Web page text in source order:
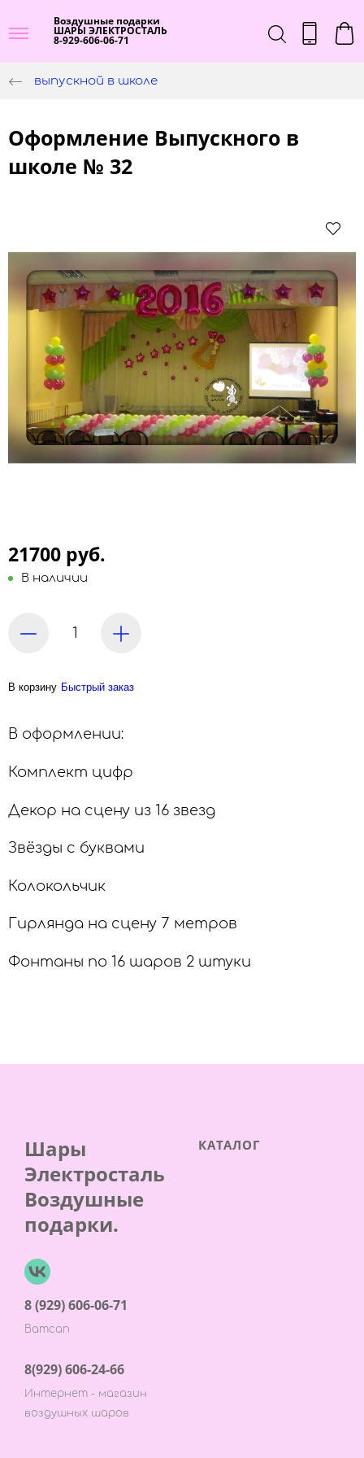
Воздушные подарки
ШАРЫ ЭЛЕКТРОСТАЛЬ
8-929-606-06-71
выпускной в школе
Оформление Выпускного в
школе № 32
21700 руб.
В наличии
В корзину Быстрый заказ
В оформлении:
Комплект цифр
Декор на сцену из 16 звезд
Звёзды с буквами
Колокольчик
Гирлянда на сцену 7 метров
Фонтаны по 16 шаров 2 штуки
Шары
Электросталь
Воздушные
подарки.
8 (929) 606-06-71
Ватсап
8(929) 606-24-66
Интернет - магазин
воздушных шаров
КАТАЛОГ